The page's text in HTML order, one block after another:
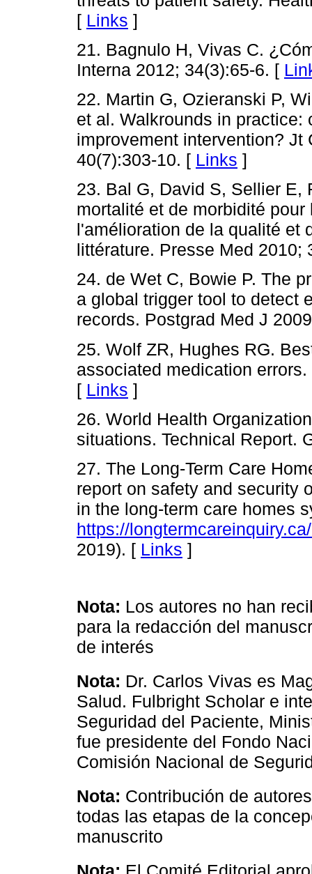
[ Links ]
21. Bagnulo H, Vivas C.
Interna 2012; 34(3):65-6. [
22. Martin G, Ozieranski P,
et al. Walkrounds in
improvement intervention? Jt
40(7):303-10. [ Links ]
23. Bal G, David S, Sellier E,
mortalité et de morbidité
l'amélioration de la qualité et
littérature. Presse Med 2010;
24. de Wet C, Bowie P. The
a global trigger tool to detect
records. Postgrad Med J
25. Wolf ZR, Hughes RG.
associated medication
[ Links ]
26. World Health
situations. Technical Report.
27. The Long-Term Care
report on safety and security
in the long-term care homes
https://
2019). [ Links ]
Nota: Los autores no han
para la redacción del
de interés
Nota: Dr. Carlos Vivas es
Salud. Fulbright Scholar e
Seguridad del Paciente,
fue presidente del Fondo
Comisión Nacional de
Nota: Contribución de
todas las etapas de la
manuscrito